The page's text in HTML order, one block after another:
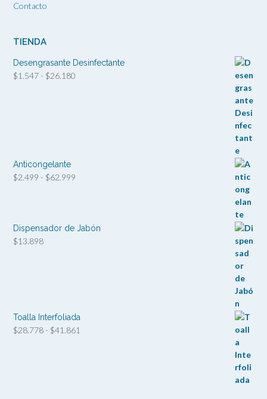
Contacto
TIENDA
Desengrasante Desinfectante
$1.547- $26.180
Anticongelante
$2.499 - $62.999
$2.499
Dispensador de Jabón
$13.898
Toalla Interfoliada
$28.778- $41.861